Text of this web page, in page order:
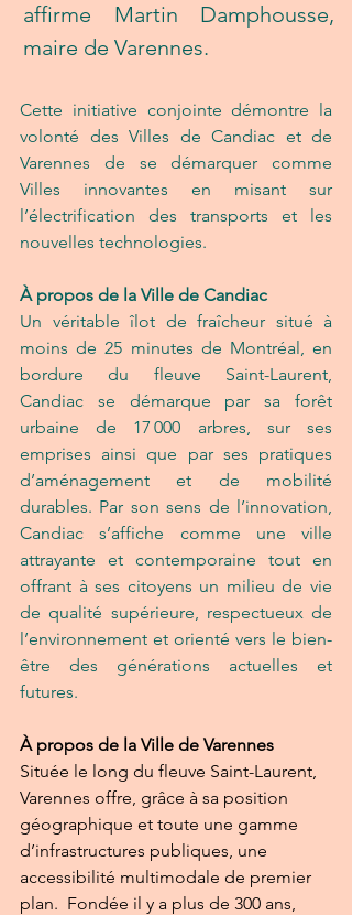
affirme Martin Damphousse,
maire de Varennes.
Cette initiative conjointe démontre la
volonté des Villes de Candiac et de
Varennes de se démarquer comme
Villes innovantes en misant sur
l’électrification des transports et les
nouvelles technologies.
À propos de la Ville de Candiac
Un véritable îlot de fraîcheur situé à
moins de 25 minutes de Montréal, en
bordure du fleuve Saint-Laurent,
Candiac se démarque par sa forêt
urbaine de 17 000 arbres, sur ses
emprises ainsi que par ses pratiques
d’aménagement et de mobilité
durables. Par son sens de l’innovation,
Candiac s’affiche comme une ville
attrayante et contemporaine tout en
offrant à ses citoyens un milieu de vie
de qualité supérieure, respectueux de
l’environnement et orienté vers le bien-
être des générations actuelles et
futures.
À propos de la Ville de Varennes
Située le long du fleuve Saint-Laurent,
Varennes offre, grâce à sa position
géographique et toute une gamme
d’infrastructures publiques, une
accessibilité multimodale de premier
plan.  Fondée il y a plus de 300 ans,